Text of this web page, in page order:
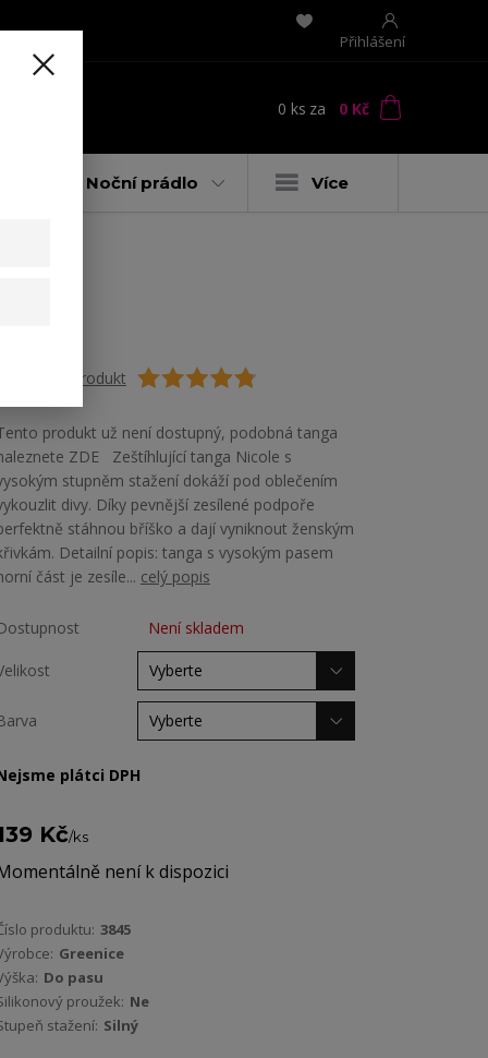
Přihlášení
0 ks za 0 Kč
Noční prádlo Více
produkt
produkt už není dostupný, podobná tanga
ZDE Zeštíhlující tanga Nicole s
stupněm stažení dokáží pod oblečením
divy. Díky pevnější zesílené podpoře
stáhnou bříško a dají vyniknout ženským
Detailní popis: tanga s vysokým pasem
část je zesíle... celý popis
Není skladem
plátci DPH
Kč/ks
není k dispozici
produktu: 3845
Greenice
Do pasu
proužek: Ne
stažení: Silný